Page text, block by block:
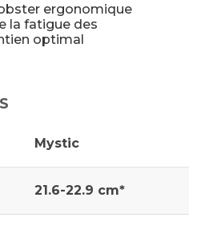
ergonomique
la fatigue des
optimal
Mystic
21.6-22.9 cm*